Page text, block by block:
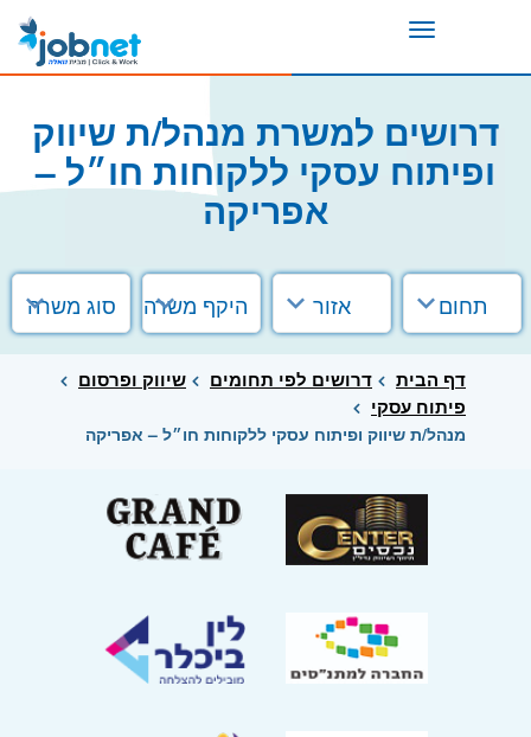
Toggle
דרושים למשרת מנהל/ת שיווק
ופיתוח עסקי ללקוחות חו״ל –
אפריקה
תחום אזור היקף משרה סוג משרה
דף הבית דרושים לפי תחומים
שיווק ופרסום
פיתוח עסקי
מנהל/ת שיווק ופיתוח עסקי ללקוחות חו״ל – אפריקה